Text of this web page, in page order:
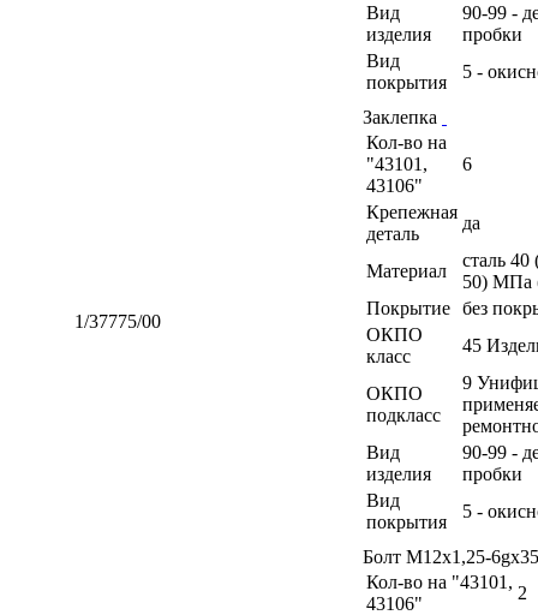
Вид
изделия
90-99 -
пробки
Вид
покрытия
5 -
1/37775/00
Заклепка
Кол-во на
"43101,
43106"
6
Крепежная
деталь
да
Материал
сталь
50) МПа
Покрытие без
ОКПО
класс
45
ОКПО
подкласс
9
Вид
изделия
90-99 -
пробки
Вид
покрытия
5 -
Болт М12х1,25-
Кол-во на "43101,
43106"
2